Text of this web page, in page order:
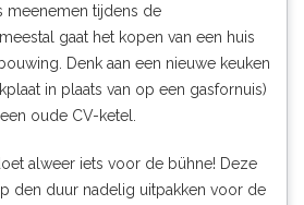
meenemen tijdens de
gaat het kopen van een huis
Denk aan een nieuwe keuken
in plaats van op een gasfornuis)
oude CV-ketel.
alweer iets voor de bühne! Deze
den duur nadelig uitpakken voor de